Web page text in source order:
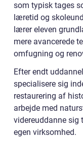
som typisk tages
læretid og
lærer eleven
mere avancerede
omfugning og
Efter endt
specialisere sig
restaurering af
arbejde med
videreuddanne sig
egen virksomhed.